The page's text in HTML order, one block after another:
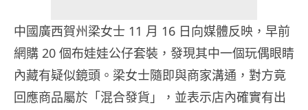
中國廣西賀州梁女士 11 月 16 日向媒體反映，早前
網購 20 個布娃娃公仔套裝，發現其中一個玩偶眼睛
內藏有疑似鏡頭。梁女士隨即與商家溝通，對方竟
回應商品屬於「混合發貨」，並表示店內確實有出